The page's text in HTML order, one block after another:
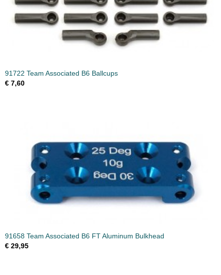
91722 Team Associated B6 Ballcups
€ 7,60
91658 Team Associated B6 FT Aluminum Bulkhead
€ 29,95